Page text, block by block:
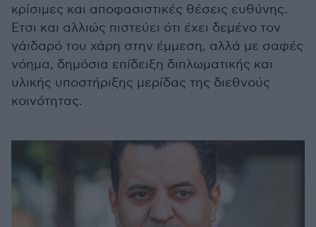
κρίσιμες και αποφασιστικές θέσεις ευθύνης.
Ετσι και αλλιώς πιστεύει ότι έχει δεμένο τον
γάιδαρό του χάρη στην έμμεση, αλλά με σαφές
νόημα, δημόσια επίδειξη διπλωματικής και
υλικής υποστήριξης μερίδας της διεθνούς
κοινότητας.